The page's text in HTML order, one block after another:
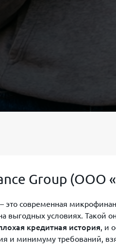
Group (ООО
– это современная
выгодных условиях. Такой
кредитная история, и
и минимуму требований,